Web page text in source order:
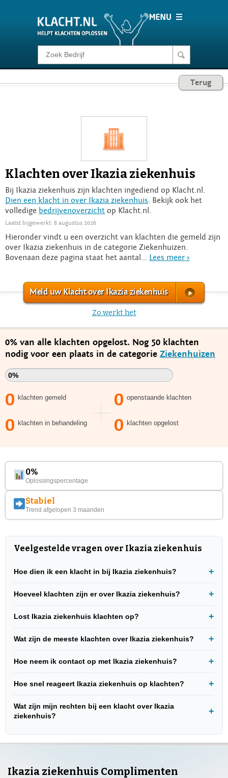
Klacht melden
Login
Terug
Klachten over Ikazia ziekenhuis
Bij Ikazia ziekenhuis zijn klachten ingediend op Klacht.nl.
Dien een klacht in over Ikazia ziekenhuis . Bekijk ook het
volledige bedrijvenoverzicht op Klacht.nl.
Laatst bijgewerkt: 8 augustus 2026
Hieronder vindt u een overzicht van klachten die gemeld zijn
over Ikazia ziekenhuis in de categorie Ziekenhuizen.
Bovenaan deze pagina staat het aantal... Lees meer >
Meld uw Klacht over Ikazia ziekenhuis
Zo werkt het
0% van alle klachten opgelost. Nog 50 klachten
nodig voor een plaats in de categorie Ziekenhuizen
0%
0 klachten gemeld 0 openstaande klachten
0 klachten in behandeling 0 klachten opgelost
0%
Oplossingspercentage
Stabiel
Trend afgelopen 3 maanden
Veelgestelde vragen over Ikazia ziekenhuis
Hoe dien ik een klacht in bij Ikazia ziekenhuis?
Hoeveel klachten zijn er over Ikazia ziekenhuis?
Lost Ikazia ziekenhuis klachten op?
Wat zijn de meeste klachten over Ikazia ziekenhuis?
Hoe neem ik contact op met Ikazia ziekenhuis?
Hoe snel reageert Ikazia ziekenhuis op klachten?
Wat zijn mijn rechten bij een klacht over Ikazia
ziekenhuis?
Ikazia ziekenhuis Complimenten